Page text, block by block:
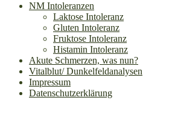
NM Intoleranzen
Laktose Intoleranz
Gluten Intoleranz
Fruktose Intoleranz
Histamin Intoleranz
Akute Schmerzen, was nun?
Vitalblut/ Dunkelfeldanalysen
Impressum
Datenschutzerklärung